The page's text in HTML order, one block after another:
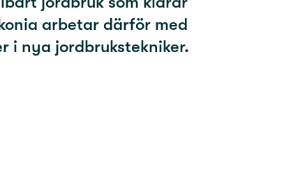
arbetar därför med
i nya jordbrukstekniker.